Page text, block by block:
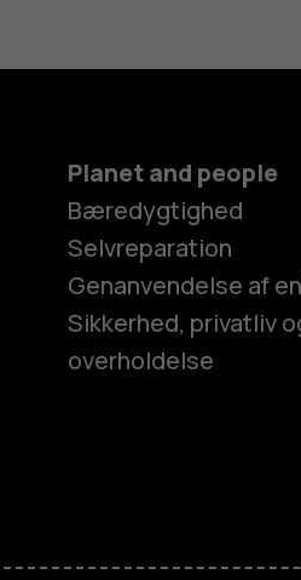
Planet and people
Bæredygtighed
Selvreparation
Genanvendelse af
Sikkerhed, privatliv
overholdelse